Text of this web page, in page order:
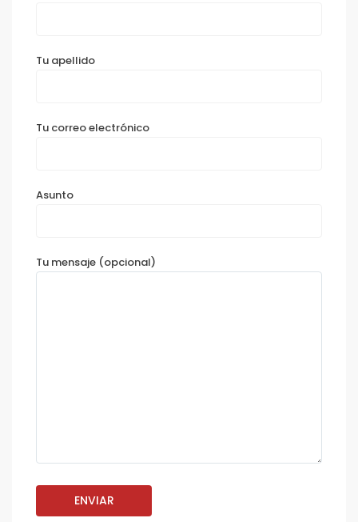
Tu apellido
Tu correo electrónico
Asunto
Tu mensaje (opcional)